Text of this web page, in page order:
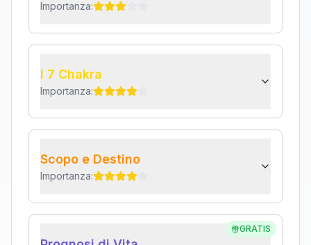
Importanza:
I 7 Chakra
Importanza:
Scopo e Destino
Importanza:
GRATIS